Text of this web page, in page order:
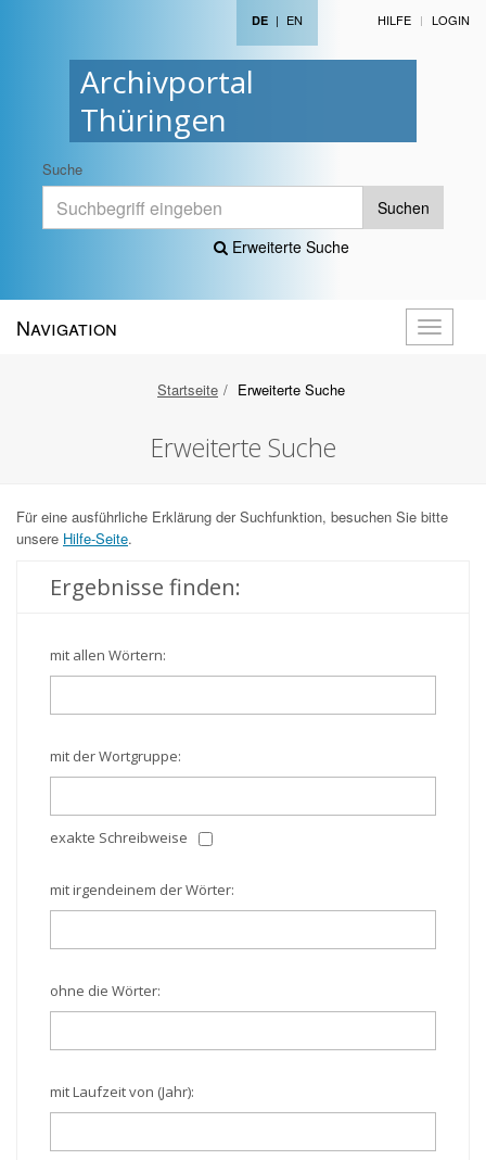
Archivportal
Thüringen
DE | EN HILFE LOGIN
Suche
Suchen
Erweiterte Suche
öffnen
Navigation
Startseite Erweiterte Suche
Erweiterte Suche
Für eine ausführliche Erklärung der Suchfunktion, besuchen Sie bitte
unsere Hilfe-Seite.
Ergebnisse finden:
mit allen Wörtern:
mit der Wortgruppe:
exakte Schreibweise
mit irgendeinem der Wörter:
ohne die Wörter:
mit Laufzeit von (Jahr):